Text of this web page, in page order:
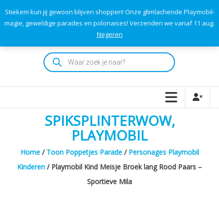
Stiekem kun jij gewoon blijven shoppen! Onze glimlachende Playmobil-
magie, geweldige parades en polonaises! Verzenden we vanaf 11 aug.
Negeren
content
Playmodok
Tweedehands
dromen
voor
iedereen
TOTAAL
Producten
zoeken
SPIKSPLINTERWOW,
PLAYMOBIL
Home/ Toon Poppetjes Parade/ Personages Playmobil
Kinderen / Playmobil Kind Meisje Broek lang Rood Paars –
Sportieve Mila